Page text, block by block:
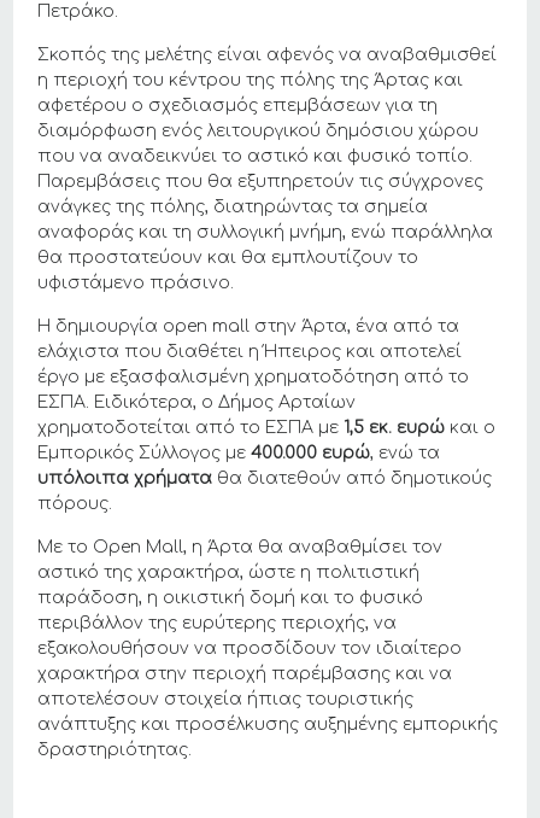
Πετράκο.
Σκοπός της μελέτης είναι αφενός να αναβαθμισθεί
η περιοχή του κέντρου της πόλης της Άρτας και
αφετέρου ο σχεδιασμός επεμβάσεων για τη
διαμόρφωση ενός λειτουργικού δημόσιου χώρου
που να αναδεικνύει το αστικό και φυσικό τοπίο.
Παρεμβάσεις που θα εξυπηρετούν τις σύγχρονες
ανάγκες της πόλης, διατηρώντας τα σημεία
αναφοράς και τη συλλογική μνήμη, ενώ παράλληλα
θα προστατεύουν και θα εμπλουτίζουν το
υφιστάμενο πράσινο.
Η δημιουργία open mall στην Άρτα, ένα από τα
ελάχιστα που διαθέτει η Ήπειρος και αποτελεί
έργο με εξασφαλισμένη χρηματοδότηση από το
ΕΣΠΑ. Ειδικότερα, o Δήμος Αρταίων
χρηματοδοτείται από το ΕΣΠΑ με 1,5 εκ. ευρώ και ο
Εμπορικός Σύλλογος με400.000 ευρώ, ενώ τα
υπόλοιπα χρήματα θα διατεθούν από δημοτικούς
πόρους.
Με το Open Mall, η Άρτα θα αναβαθμίσει τον
αστικό της χαρακτήρα, ώστε η πολιτιστική
παράδοση, η οικιστική δομή και το φυσικό
περιβάλλον της ευρύτερης περιοχής, να
εξακολουθήσουν να προσδίδουν τον ιδιαίτερο
χαρακτήρα στην περιοχή παρέμβασης και να
αποτελέσουν στοιχεία ήπιας τουριστικής
ανάπτυξης και προσέλκυσης αυξημένης εμπορικής
δραστηριότητας.